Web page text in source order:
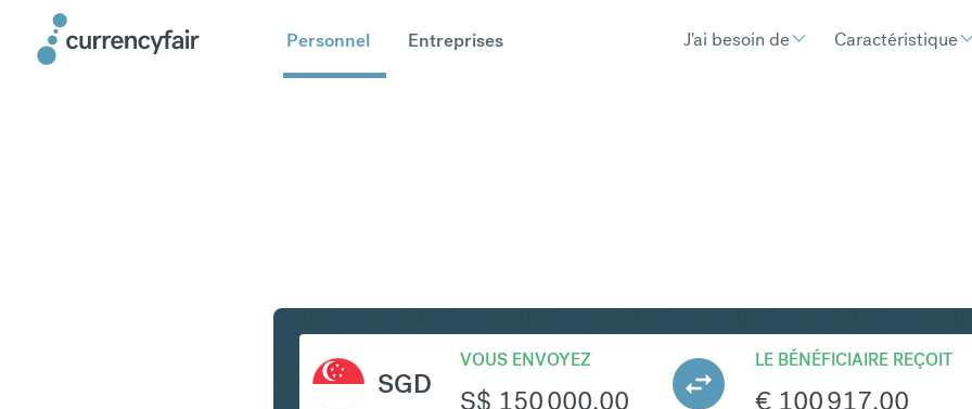
Personnel Entreprises J'ai besoin de Caractéristique
SGD
VOUS ENVOYEZ
S$ 150 000,00
LE BÉNÉFICIAIRE REÇOIT
€ 100 917,00